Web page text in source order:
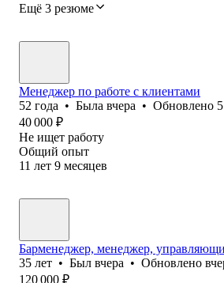
Ещё 3 резюме
Менеджер по работе с клиентами
52 года • Была вчера • Обновлено
40 000 ₽
Не ищет работу
Общий опыт
11 лет 9 месяцев
Барменеджер, менеджер,
35 лет • Был вчера • Обновлено
120 000 ₽